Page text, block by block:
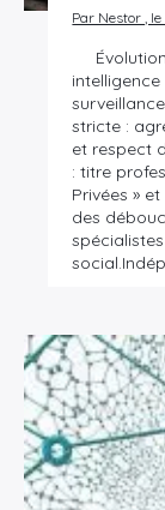
Par Nestor ,
stricte :
et respect
: titre
Privées »
des